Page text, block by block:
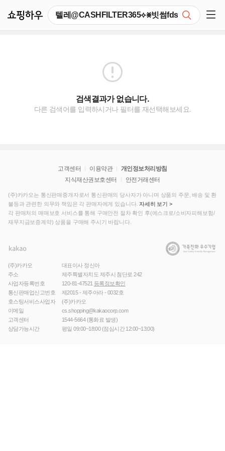
검색결과가 없습니다.
다른 검색어를 입력하시거나 필터를 재선택해보세요.
고객센터 이용약관
개인정보처리방침
지식재산권보호센터
안전거래센터
(주)카카오는 통신판매중개자로서 통신판매의 당사자가 아니며 상품의 주문, 배송 및 환
불등과 관련한 의무와 책임은 각 판매자에게 있습니다. 자세히 보기 >
각 판매처의 매매보호 서비스를 통해 구매안전 절차 확인 후(에스크로/소비자피해보험/
재무지금보증계약) 상품을 구매해 주시기 바랍니다.
(주)카카오
대표이사 정신아
주소
제주특별자치도 제주시 첨단로 242
사업자등록번호
120-81-47521 등록정보확인
통신판매업신고번호
제2015 - 제주아라 - 0032호
호스팅서비스사업자
(주)카카오
이메일
cs.shopping@kakaocorp.com
고객센터
1544-5664(통화료 발생)
상담가능시간
평일 09:00~18:00 (점심시간 12:00~13:00)